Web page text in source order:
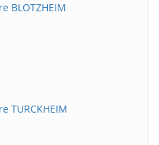
BLOTZHEIM
TURCKHEIM